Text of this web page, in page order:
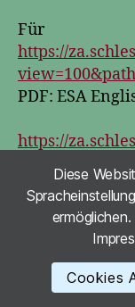
Für
https://
PDF: ESA
https://
Diese
Cookies